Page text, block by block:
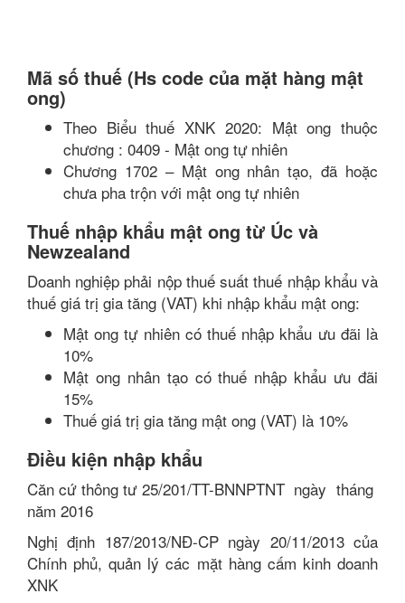
Mã số thuế (Hs code của mặt hàng mật
ong)
Theo Biểu thuế XNK 2020: Mật ong thuộc
chương : 0409 - Mật ong tự nhiên
Chương 1702 – Mật ong nhân tạo, đã hoặc
chưa pha trộn với mật ong tự nhiên
Thuế nhập khẩu mật ong từ Úc và
Newzealand
Doanh nghiệp phải nộp thuế suất thuế nhập khẩu và
thuế giá trị gia tăng (VAT) khi nhập khẩu mật ong:
Mật ong tự nhiên có thuế nhập khẩu ưu đãi là
10%
Mật ong nhân tạo có thuế nhập khẩu ưu đãi
15%
Thuế giá trị gia tăng mật ong (VAT) là 10%
Điều kiện nhập khẩu
Căn cứ thông tư 25/201/TT-BNNPTNT ngày tháng
năm 2016
Nghị định 187/2013/NĐ-CP ngày 20/11/2013 của
Chính phủ, quản lý các mặt hàng cấm kinh doanh
XNK